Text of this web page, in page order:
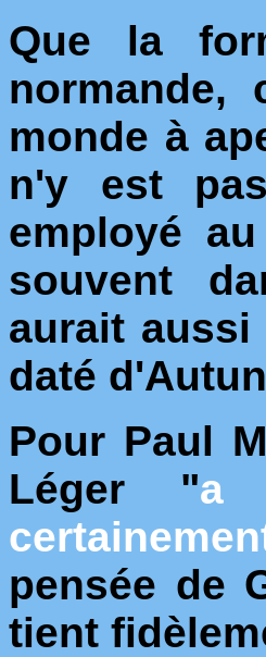
Que la
monde à
n'y est
employé
souvent
aurait
daté
Pour Paul
Léger "a
pensée de
tient